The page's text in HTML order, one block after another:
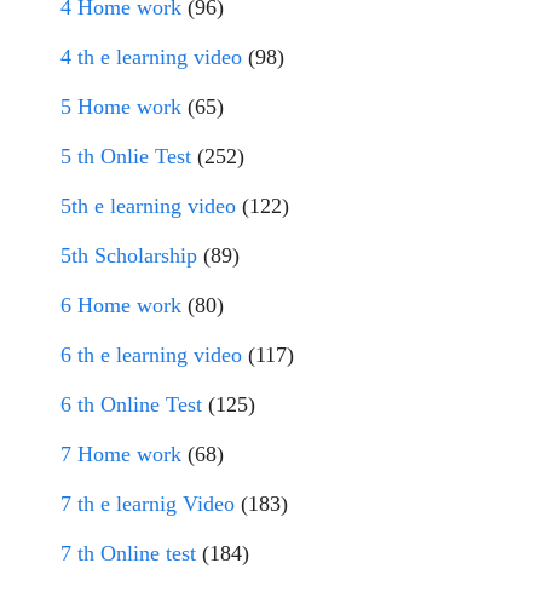
4 Home work (96)
4 th e learning video (98)
5 Home work (65)
5 th Onlie Test (252)
5th e learning video (122)
5th Scholarship (89)
6 Home work (80)
6 th e learning video (117)
6 th Online Test (125)
7 Home work (68)
7 th e learnig Video (183)
7 th Online test (184)